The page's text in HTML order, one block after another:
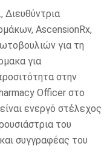
Διευθύντρια
AscensionRx,
για τη
για
στην
Officer στο
ενεργό στέλεχος
του
συγγραφέας του